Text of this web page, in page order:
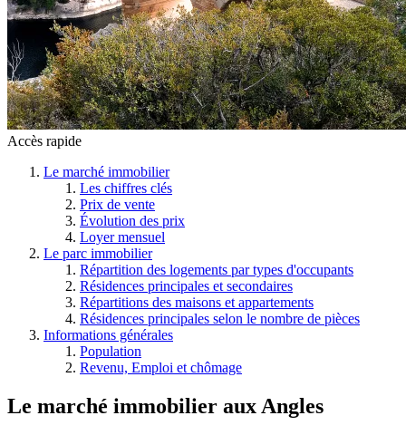
Accès rapide
Le marché immobilier
Les chiffres clés
Prix de vente
Évolution des prix
Loyer mensuel
Le parc immobilier
Répartition des logements par types d'occupants
Résidences principales et secondaires
Répartitions des maisons et appartements
Résidences principales selon le nombre de pièces
Informations générales
Population
Revenu, Emploi et chômage
Le marché immobilier aux Angles